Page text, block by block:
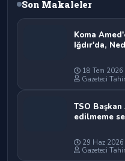
Son Makaleler
Koma
Iğdır'da,
18 Tem
Gazeteci
TSO
edilmeme
29 Haz
Gazeteci